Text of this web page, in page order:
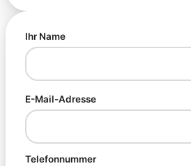
Ihr Name
E-Mail-Adresse
Telefonnummer